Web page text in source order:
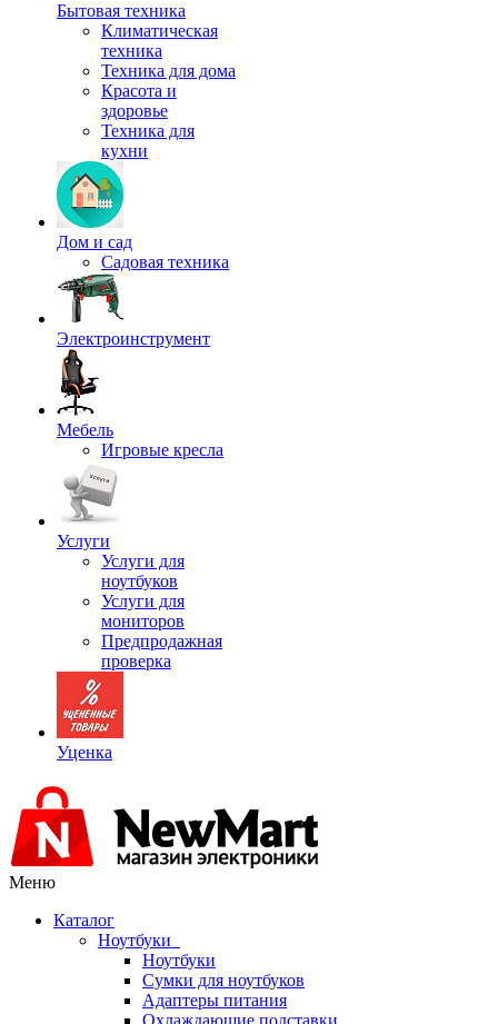
Бытовая техника
Климатическая
техника
Техника для дома
Красота и
здоровье
Техника для
кухни
Дом и сад
Садовая техника
Электроинструмент
Мебель
Игровые кресла
Услуги
Услуги для
ноутбуков
Услуги для
мониторов
Предпродажная
проверка
Уценка
Меню
Каталог
Ноутбуки
Ноутбуки
Сумки для ноутбуков
Адаптеры питания
Охлаждающие подставки